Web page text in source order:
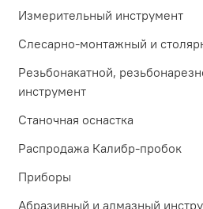
Измерительный инструмент
Слесарно-монтажный и
Резьбонакатной,
инструмент
Станочная оснастка
Распродажа Калибр-пробок
Приборы
Абразивный и алмазный